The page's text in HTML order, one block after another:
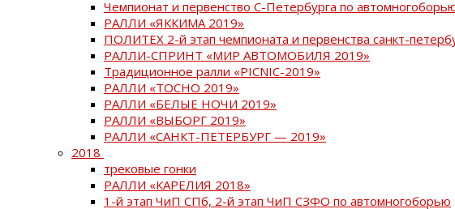
Чемпионат и первенство С-Петербурга по
РАЛЛИ «ЯККИМА 2019»
ПОЛИТЕХ 2-й этап чемпионата и первенства санкт-
РАЛЛИ-СПРИНТ «МИР АВТОМОБИЛЯ 2019»
Традиционное ралли «PICNIC-2019»
РАЛЛИ «ТОСНО 2019»
РАЛЛИ «БЕЛЫЕ НОЧИ 2019»
РАЛЛИ «ВЫБОРГ 2019»
РАЛЛИ «САНКТ-ПЕТЕРБУРГ — 2019»
2018
трековые гонки
РАЛЛИ «КАРЕЛИЯ 2018»
1-й этап ЧиП СПб, 2-й этап ЧиП СЗФО по автомногоборью